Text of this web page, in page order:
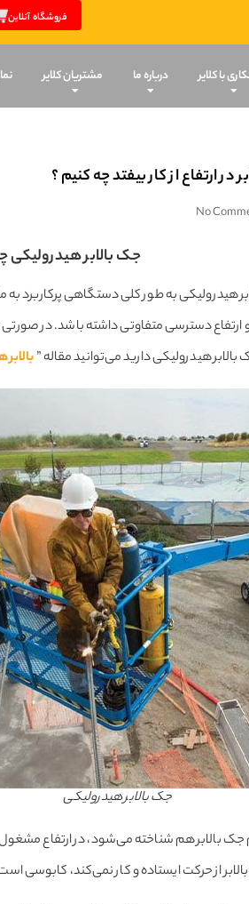
فروشگاه آنلاین
با کلایر درباره ما مشتریان کلایر
ارتفاع از کار بیفتد چه کنیم ؟
No
جک بالابر
هیدرولیکی به طور کلی دستگاهی پرکاربرد به
دسترسی متفاوتی داشته باشد. در صورتی
بالابر هیدرولیکی دارید می‌توانید مقاله ”
جک بالابر هیدرولیکی
جک بالابر هم شناخته می‌شود، در ارتفاع
اما بالابر از حرکت ایستاده و کار نمی‌کند،